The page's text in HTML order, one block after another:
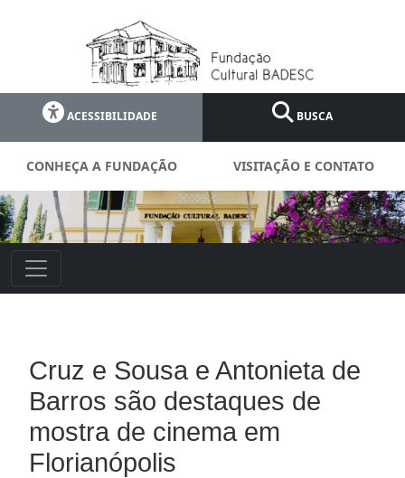
ACESSIBILIDADE BUSCA
CONHEÇA A FUNDAÇÃO VISITAÇÃO E CONTATO
Cruz e Sousa e Antonieta de
Barros são destaques de
mostra de cinema em
Florianópolis